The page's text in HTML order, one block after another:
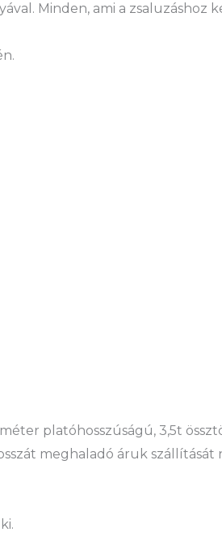
Minden, ami a zsaluzáshoz
platóhosszúságú, 3,5t
meghaladó áruk szállítását